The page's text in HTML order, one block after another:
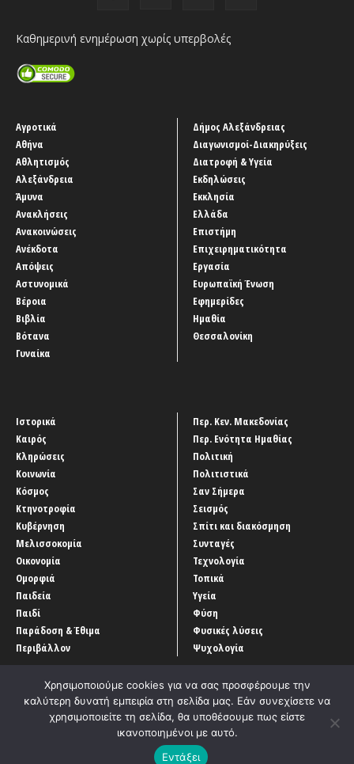
Καθημερινή ενημέρωση χωρίς υπερβολές
Αγροτικά
Αθήνα
Αθλητισμός
Αλεξάνδρεια
Άμυνα
Ανακλήσεις
Ανακοινώσεις
Ανέκδοτα
Απόψεις
Αστυνομικά
Βέροια
Βιβλία
Βότανα
Γυναίκα
Δήμος Αλεξάνδρειας
Διαγωνισμοί-Διακηρύξεις
Διατροφή & Υγεία
Εκδηλώσεις
Εκκλησία
Ελλάδα
Επιστήμη
Επιχειρηματικότητα
Εργασία
Ευρωπαϊκή Ένωση
Εφημερίδες
Ημαθία
Θεσσαλονίκη
Ιστορικά
Καιρός
Κληρώσεις
Κοινωνία
Κόσμος
Κτηνοτροφία
Κυβέρνηση
Μελισσοκομία
Οικονομία
Ομορφιά
Παιδεία
Παιδί
Παράδοση & Έθιμα
Περιβάλλον
Περ. Κεν. Μακεδονίας
Περ. Ενότητα Ημαθίας
Πολιτική
Πολιτιστικά
Σαν Σήμερα
Σεισμός
Σπίτι και διακόσμηση
Συνταγές
Τεχνολογία
Τοπικά
Υγεία
Φύση
Φυσικές λύσεις
Ψυχολογία
‘Οροι χρήσης Αρχείο Άρθρων
Entercom Technologies
Χρησιμοποιούμε cookies για να σας προσφέρουμε την
καλύτερη δυνατή εμπειρία στη σελίδα μας. Εάν συνεχίσετε να
χρησιμοποιείτε τη σελίδα, θα υποθέσουμε πως είστε
ικανοποιημένοι με αυτό.
Εντάξει